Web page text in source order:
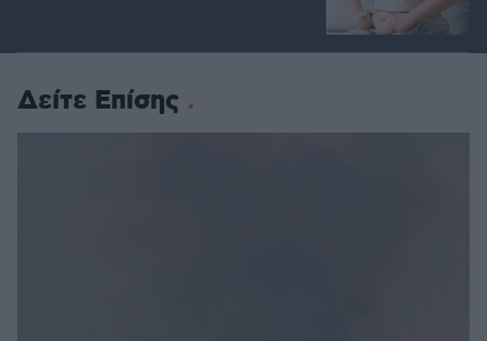
Δείτε Επίσης